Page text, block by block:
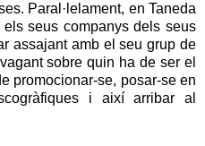
Paral·lelament, en Taneda
seus companys dels seus
assajant amb el seu grup de
sobre quin ha de ser el
promocionar-se, posar-se en
i així arribar al